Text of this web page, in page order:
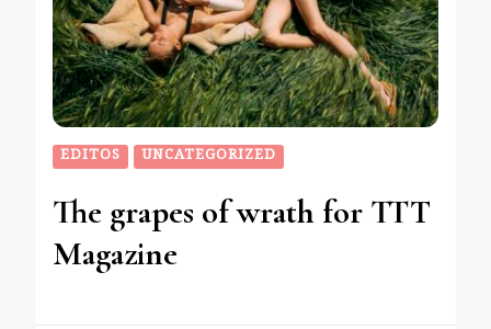
EDITOS UNCATEGORIZED
The grapes of wrath for TTT
Magazine